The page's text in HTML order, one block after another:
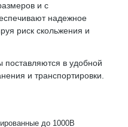
и с
надежное
риск скольжения и
в удобной
и транспортировки.
до 1000В